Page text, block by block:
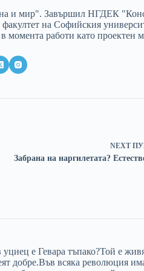
и мир". Завършил НГДЕК
на Софийския
момента работи като проектен
NEXT
Забрана на наргилетата?
е Гевара тъпако?Той е
добре.Във всяка революция